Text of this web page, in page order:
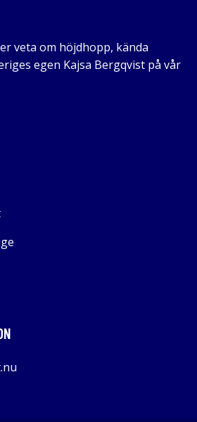
veta om höjdhopp, kända
egen Kajsa Bergqvist på vår